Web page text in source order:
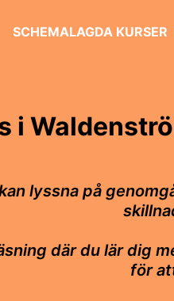
SCHEMALAGDA KURSER
i
lyssna på
där du lär dig
för